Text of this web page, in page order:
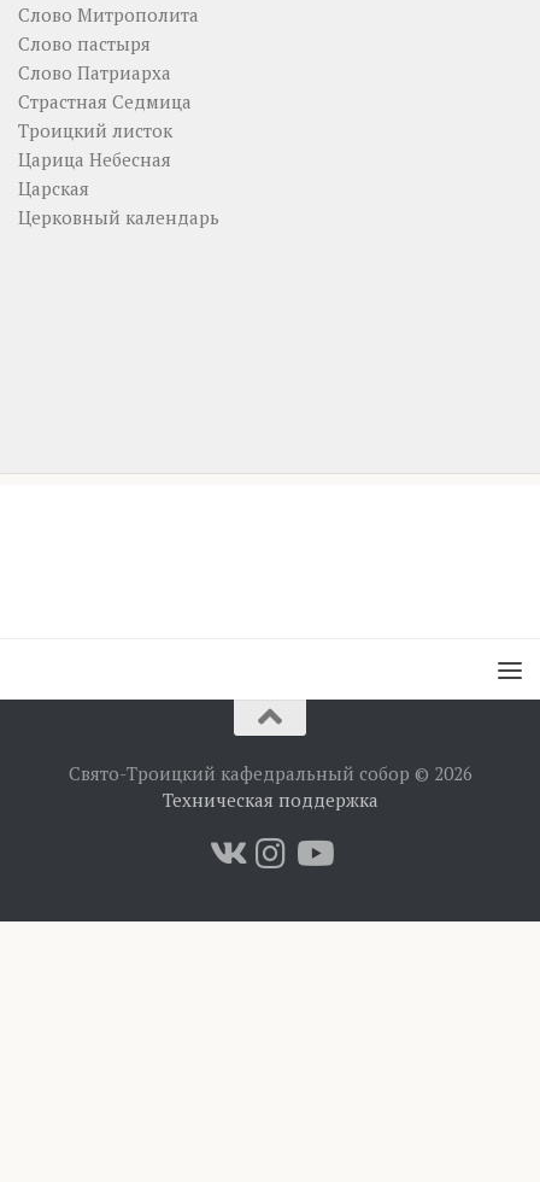
Слово Митрополита
Слово пастыря
Слово Патриарха
Страстная Седмица
Троицкий листок
Царица Небесная
Царская
Церковный календарь
Свято-Троицкий кафедральный собор © 2026
Техническая поддержка